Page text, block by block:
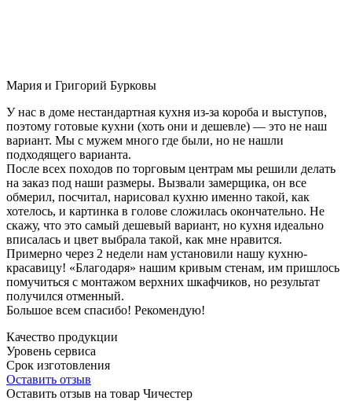
Мария и Григорий Бурковы
У нас в доме нестандартная кухня из-за короба и выступов,
поэтому готовые кухни (хоть они и дешевле) — это не наш
вариант. Мы с мужем много где были, но не нашли
подходящего варианта.
После всех походов по торговым центрам мы решили делать
на заказ под наши размеры. Вызвали замерщика, он все
обмерил, посчитал, нарисовал кухню именно такой, как
хотелось, и картинка в голове сложилась окончательно. Не
скажу, что это самый дешевый вариант, но кухня идеально
вписалась и цвет выбрала такой, как мне нравится.
Примерно через 2 недели нам установили нашу кухню-
красавицу! «Благодаря» нашим кривым стенам, им пришлось
помучиться с монтажом верхних шкафчиков, но результат
получился отменный.
Большое всем спасибо! Рекомендую!
Качество продукции
Уровень сервиса
Срок изготовления
Оставить отзыв
Оставить отзыв на товар Чичестер